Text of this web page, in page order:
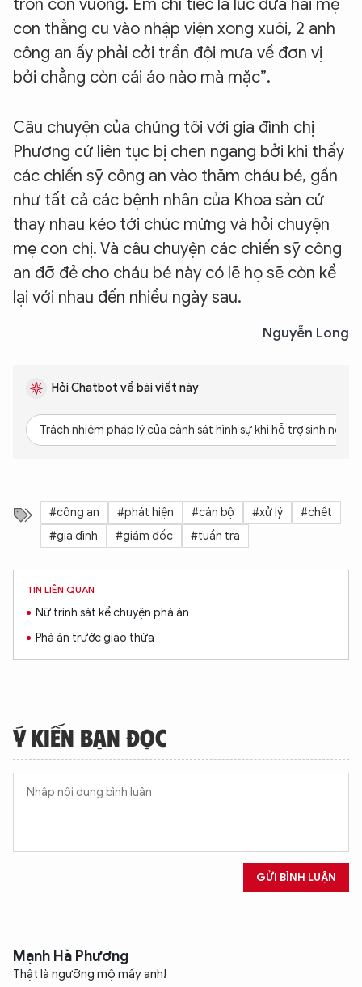
tròn con vuông. Em chỉ tiếc là lúc đưa hai mẹ
con thằng cu vào nhập viện xong xuôi, 2 anh
công an ấy phải cởi trần đội mưa về đơn vị
bởi chẳng còn cái áo nào mà mặc”.
Câu chuyện của chúng tôi với gia đình chị
Phương cứ liên tục bị chen ngang bởi khi thấy
các chiến sỹ công an vào thăm cháu bé, gần
như tất cả các bệnh nhân của Khoa sản cứ
thay nhau kéo tới chúc mừng và hỏi chuyện
mẹ con chị. Và câu chuyện các chiến sỹ công
an đỡ đẻ cho cháu bé này có lẽ họ sẽ còn kể
lại với nhau đến nhiều ngày sau.
Nguyễn Long
Hỏi Chatbot về bài viết này
Trách nhiệm pháp lý của cảnh sát hình sự khi hỗ trợ sinh nở
#công an #phát hiện #cán bộ #xử lý
#chết
#gia đình
#giám đốc #tuần tra
TIN LIÊN QUAN
Nữ trinh sát kể chuyện phá án
Phá án trước giao thừa
Ý KIẾN BẠN ĐỌC
GỬI BÌNH LUẬN
Mạnh Hà Phương
Thật là ngưỡng mộ mấy anh!